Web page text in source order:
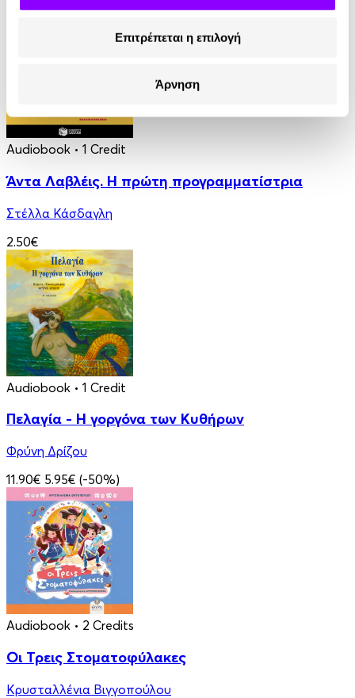
Επιτρέπεται η επιλογή
Άρνηση
Audiobook • 1 Credit
Άντα Λαβλέις. Η πρώτη προγραμματίστρια
Στέλλα Κάσδαγλη
2.50€
Audiobook • 1 Credit
Πελαγία - Η γοργόνα των Κυθήρων
Φρύνη Δρίζου
11.90€ 5.95€ (-50%)
Audiobook • 2 Credits
Οι Τρεις Στοματοφύλακες
Κρυσταλλένια Βιγγοπούλου